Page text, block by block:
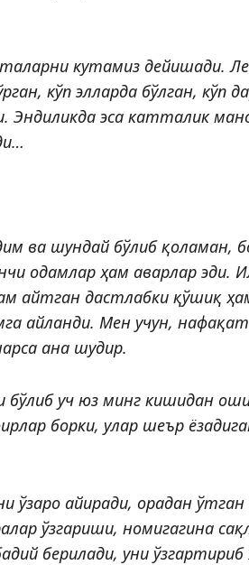
кутамиз дейишади.
кўп элларда бўлган, кўп
Эндиликда эса катталик
ва шундай бўлиб қоламан,
одамлар ҳам аварлар эди.
айтган дастлабки қўшиқ
айланди. Мен учун,
ана шудир.
бўлиб уч юз минг кишидан
борки, улар шеър
ўзаро айиради, орадан
ўзгариши, номигагина
берилади, уни